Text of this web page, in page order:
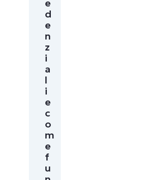
credenziali
Come
gestione
delle
e
d
e
n
z
i
a
l
i
e
c
o
m
e
f
u